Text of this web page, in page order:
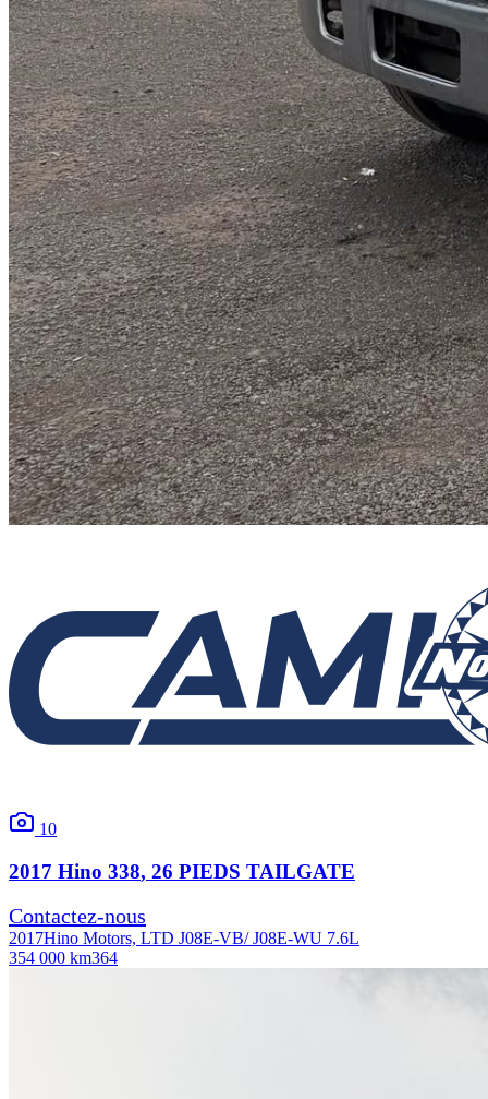
10
2017 Hino 338, 26 PIEDS TAILGATE
Contactez-nous
2017Hino Motors, LTD J08E-VB/ J08E-WU 7.6L
354 000 km364